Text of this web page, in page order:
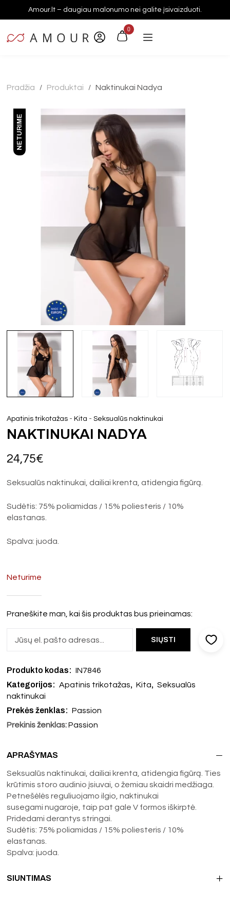
Amour.lt – daugiau malonumo nei galite įsivaizduoti.
0
Pradžia / Produktai / Naktinukai Nadya
NETURIME
Apatinis trikotažas -Kita -Seksualūs naktinukai
NAKTINUKAI NADYA
24,75€
Seksualūs naktinukai, dailiai krenta, atidengia figūrą.
Sudėtis: 75% poliamidas / 15% poliesteris / 10%
elastanas.
Spalva: juoda.
Neturime
Praneškite man, kai šis produktas bus prieinamas:
Produkto kodas: IN7846
Kategorijos: Apatinis trikotažas, Kita, Seksualūs
naktinukai
Prekės ženklas: Passion
Prekinis ženklas: Passion
APRAŠYMAS
Seksualūs naktinukai, dailiai krenta, atidengia figūrą. Ties
krūtimis storo audinio įsiuvai, o žemiau skaidri medžiaga.
Petnešėlės reguliuojamo ilgio, naktinukai
susegami nugaroje, taip pat gale V formos iškirptė.
Pridedami derantys stringai.
Sudėtis: 75% poliamidas / 15% poliesteris / 10%
elastanas.
Spalva: juoda.
SIUNTIMAS